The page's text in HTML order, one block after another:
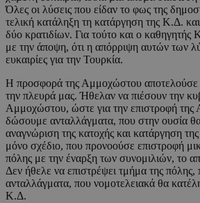
Όλες οι λύσεις που είδαν το φως της
τελική κατάληξη τη κατάργηση της Κ.Δ.
δύο κρατιδίων. Για τούτο και ο
με την άποψη, ότι η απόρριψη αυτών των
ευκαιρίες για την Τουρκία.
Η προσφορά της Αμμοχώστου αποτελούσε
την πλευρά μας. Ήθελαν να πιέσουν την
Αμμοχώστου, ώστε για την επιστροφή
δώσουμε ανταλλάγματα, που στην ουσία
αναγνώριση της κατοχής και κατάργηση
μόνο σχέδιο, που προνοούσε επιστροφή
πόλης με την έναρξη των συνομιλιών, το
Δεν ήθελε να επιστρέψει τμήμα της πόλης,
ανταλλάγματα, που νομοτελειακά θα
Κ.Δ.